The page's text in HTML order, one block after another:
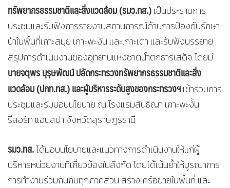
ทรัพยากรธรรมชาติและสิ่งแวดล้อม (รมว.ทส.)​เป็นประธานการ
ประชุมและรับฟังการรายงานสถานการณ์ด้านการป้องกันรักษา
ป่าในพื้นที่เกาะสมุย​ เกาะพะงัน​ และเกาะเต่า​ และรับฟังบรรยาย
สรุปการดำเนินงานของอุทยานแห่งชาติน้ำตกธารเสด็จ​ โดยมี
นายจตุพร บุรุษพัฒน์ ปลัดกระทรวงทรัพยากรธรรมชาติและสิ่ง
แวดล้อม​ (ปกท.ทส.)และผู้บริหารระดับสูง​ของกระทรวงฯ​เข้าร่วมการ
ประชุมและรับมอบนโยบาย​ ณ​ โรงแรมสันธิญา​ เกาะพะงััน​
รีสอร์ท​ แอนสปา​ จังหวัดสุราษฎร์ธานี
รมว.ทส.​ ได้มอบนโยบายและแนวทางการดำเนินงานให้แก่ผู้
บริหารหน่วยงาน​ที่เกี่ยวข้องในสังกัด​ โดยได้เน้นย้ำ​ให้บูรณาการ
การทำงานร่วมกันกับทุกภาคส่วน​ สร้างเครือข่ายในพื้นที่​ และ